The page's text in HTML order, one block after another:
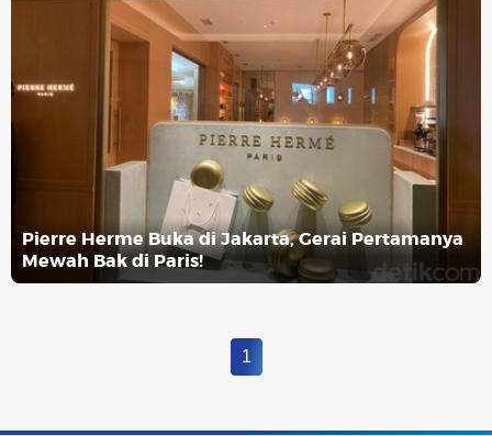
Pierre Herme Buka di Jakarta, Gerai Pertamanya
Mewah Bak di Paris!
1